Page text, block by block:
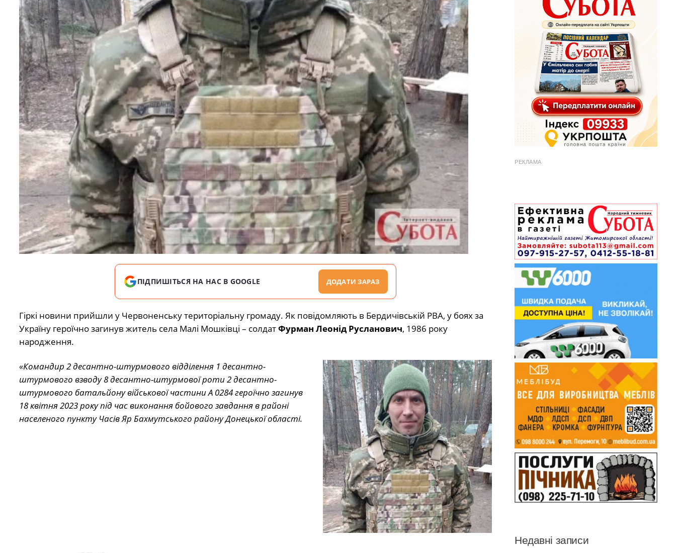
ПІДПИШІТЬСЯ НА НАС В GOOGLE ДОДАТИ ЗАРАЗ
Гіркі новини прийшли у Червоненську територіальну громаду. Як повідомляють в Бердичівській РВА, у боях за
Україну героїчно загинув житель села Малі Мошківці – солдатФурман Леонід Русланович, 1986 року
народження.
«Командир 2 десантно-штурмового відділення 1 десантно-
штурмового взводу 8 десантно-штурмової роти 2 десантно-
штурмового батальйону військової частини А 0284 героїчно загинув
18 квітня 2023 року під час виконання бойового завдання в районі
населеного пункту Часів Яр Бахмутського району Донецької області.
РЕКЛАМА
Недавні записи